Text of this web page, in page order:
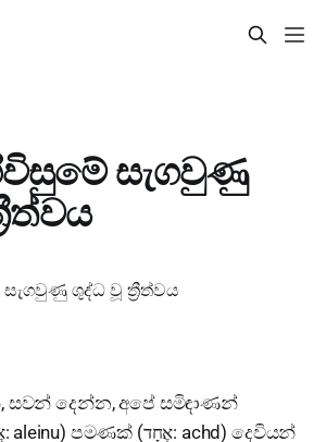
සැගවුණු
සවන් දෙන්න, අපේ සමිඳාණන්